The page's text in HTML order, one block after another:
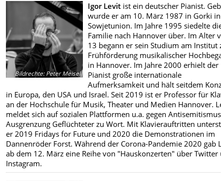
Bildrechte:Peter Meisel
Igor Levit ist ein deutscher Pianist.
wurde er am 10. März 1987 in Gorki
Sowjetunion. Im Jahre 1995 siedelte
Familie nach Hannover über. Im Alter
13 begann er sein Studium am Institut
Frühförderung musikalischer
in Hannover. Im Jahre 2000 erhielt der
Pianist große internationale
Aufmerksamkeit und hält seitdem
in Europa, den USA und Israel. Seit 2019 ist er Professor für
an der Hochschule für Musik, Theater und Medien Hannover.
meldet sich auf sozialen Plattformen u.a. gegen
Ausgrenzung Geflüchteter zu Wort. Mit Klavierauftritten
er 2019 Fridays for Future und 2020 die Demonstrationen im
Dannenröder Forst. Während der Corona-Pandemie 2020 gab
ab dem 12. März eine Reihe von "Hauskonzerten" über Twitter
Instagram.